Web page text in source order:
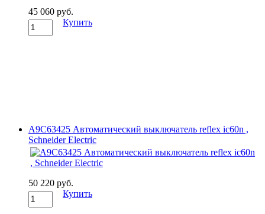
45 060 руб.
Купить
A9C63425 Автоматический выключатель reflex ic60n ,
Schneider Electric
50 220 руб.
Купить